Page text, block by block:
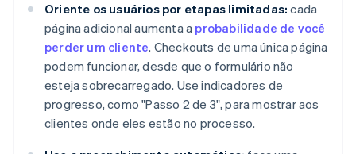
Oriente os usuários por etapas limitadas: cada
página adicional aumenta a probabilidade de você
perder um cliente. Checkouts de uma única página
podem funcionar, desde que o formulário não
esteja sobrecarregado. Use indicadores de
progresso, como "Passo 2 de 3", para mostrar aos
clientes onde eles estão no processo.